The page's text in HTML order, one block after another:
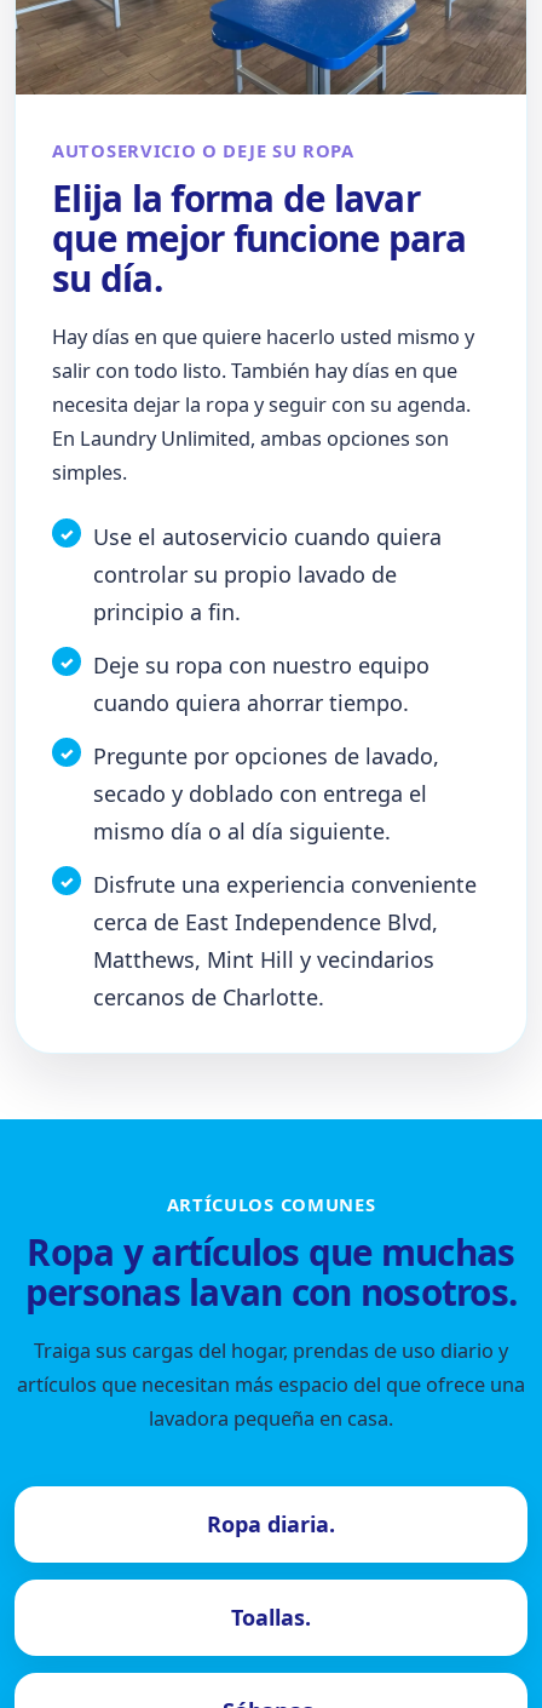
AUTOSERVICIO O DEJE SU ROPA
Elija la forma de lavar
que mejor funcione para
su día.
Hay días en que quiere hacerlo usted mismo y
salir con todo listo. También hay días en que
necesita dejar la ropa y seguir con su agenda.
En Laundry Unlimited, ambas opciones son
simples.
Use el autoservicio cuando quiera
controlar su propio lavado de
principio a fin.
Deje su ropa con nuestro equipo
cuando quiera ahorrar tiempo.
Pregunte por opciones de lavado,
secado y doblado con entrega el
mismo día o al día siguiente.
Disfrute una experiencia conveniente
cerca de East Independence Blvd,
Matthews, Mint Hill y vecindarios
cercanos de Charlotte.
ARTÍCULOS COMUNES
Ropa y artículos que muchas
personas lavan con nosotros.
Traiga sus cargas del hogar, prendas de uso diario y
artículos que necesitan más espacio del que ofrece una
lavadora pequeña en casa.
Ropa diaria.
Toallas.